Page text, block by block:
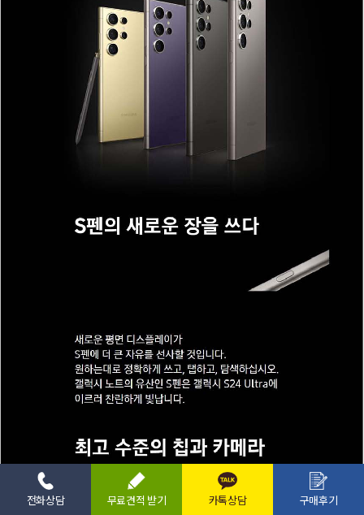
전화상담 무료견적 받기 카톡상담 구매후기